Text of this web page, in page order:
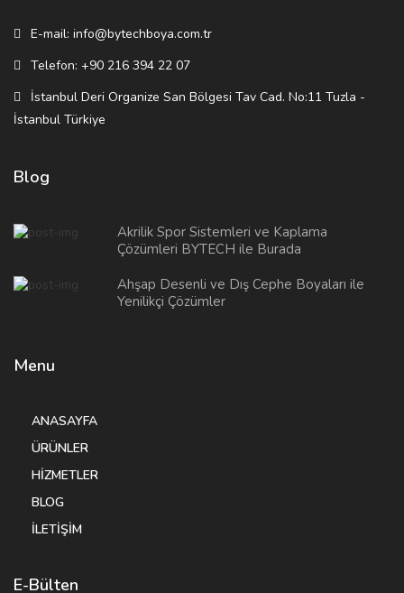
E-mail: info@bytechboya.com.tr
Telefon: +90 216 394 22 07
İstanbul Deri Organize San Bölgesi Tav Cad. No:11 Tuzla -
İstanbul Türkiye
Blog
Akrilik Spor Sistemleri ve Kaplama
Çözümleri BYTECH ile Burada
Ahşap Desenli ve Dış Cephe Boyaları ile
Yenilikçi Çözümler
Menu
ANASAYFA
ÜRÜNLER
HIZMETLER
BLOG
İLETIŞIM
E-Bülten